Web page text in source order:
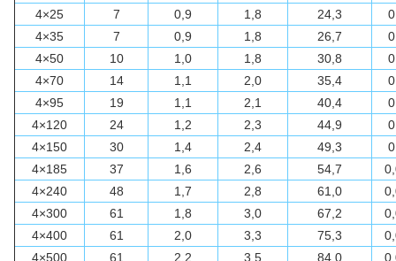
4×25
7 0,9 1,8 24,3
4×35
7 0,9 1,8 26,7
4×50
10 1,0 1,8 30,8
4×70
14 1,1 2,0 35,4
4×95
19 1,1 2,1 40,4
4×120
24 1,2 2,3 44,9
4×150
30 1,4 2,4 49,3
4×185
37 1,6 2,6 54,7
4×240
48 1,7 2,8 61,0
4×300
61 1,8 3,0 67,2
4×400
61 2,0 3,3 75,3
4×500
61 2,2 3,5 84,0